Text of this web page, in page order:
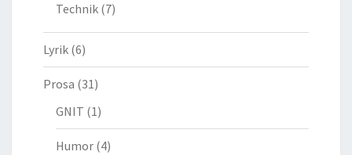
Technik (7)
Lyrik (6)
Prosa (31)
GNIT (1)
Humor (4)